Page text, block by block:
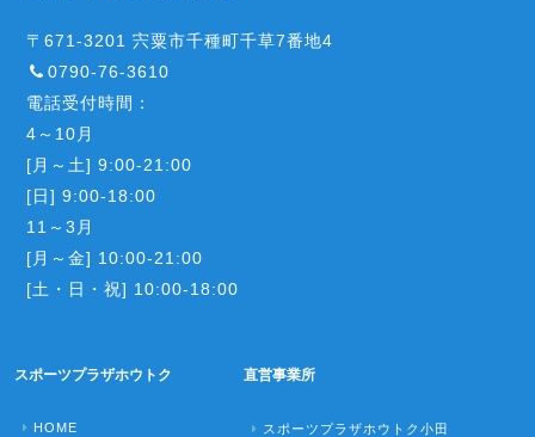
〒671-3201 宍粟市千種町千草7番地4
0790-76-3610
電話受付時間：
4～10月
[月～土] 9:00-21:00
[日] 9:00-18:00
11～3月
[月～金] 10:00-21:00
[土・日・祝] 10:00-18:00
スポーツプラザホウトク
HOME
直営事業所
スポーツプラザホウトク小田